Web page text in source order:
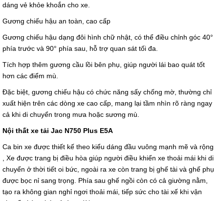
dáng vẻ khỏe khoắn cho xe.
Gương chiếu hậu an toàn, cao cấp
Gương chiếu hậu dạng đôi hình chữ nhật, có thể điều chỉnh góc 40°
phía trước và 90° phía sau, hỗ trợ quan sát tối đa.
Tích hợp thêm gương cầu lồi bên phụ, giúp người lái bao quát tốt
hơn các điểm mù.
Đặc biệt, gương chiếu hậu có chức năng sấy chống mờ, thường chỉ
xuất hiện trên các dòng xe cao cấp, mang lại tầm nhìn rõ ràng ngay
cả khi di chuyển trong mưa hoặc sương mù.
Nội thất xe tải Jac N750 Plus E5A
Ca bin xe được thiết kế theo kiểu dáng đầu vuông mạnh mẽ và rộng
, Xe được trang bị điều hòa giúp người điều khiển xe thoải mái khi di
chuyển ở thời tiết oi bức, ngoài ra xe còn trang bị ghế tài và ghế phụ
được bọc nỉ sang trọng. Phía sau ghế ngồi còn có cả giường nằm,
tạo ra không gian nghỉ ngơi thoải mái, tiếp sức cho tài xế khi vận